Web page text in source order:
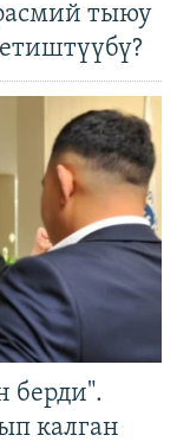
тыюу
берди".
калган